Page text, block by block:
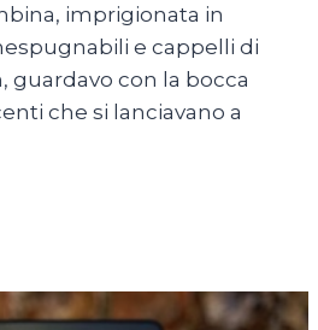
imprigionata in
e cappelli di
guardavo con la bocca
che si lanciavano a